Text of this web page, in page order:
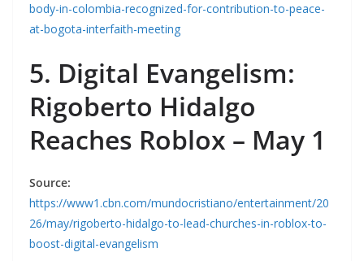
body-in-colombia-recognized-for-contribution-to-peace-
at-bogota-interfaith-meeting
5. Digital Evangelism:
Rigoberto Hidalgo
Reaches Roblox – May 1
Source:
https://www1.cbn.com/mundocristiano/entertainment/20
26/may/rigoberto-hidalgo-to-lead-churches-in-roblox-to-
boost-digital-evangelism